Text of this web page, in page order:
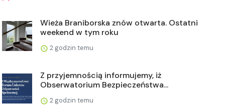
Wieża Braniborska znów otwarta. Ostatni
weekend w tym roku
2 godzin temu
Z przyjemnością informujemy, iż
Obserwatorium Bezpieczeństwa...
2 godzin temu